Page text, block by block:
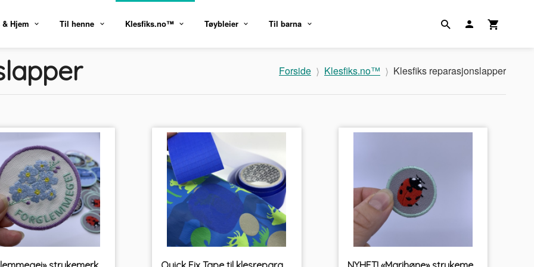
& Hjem Til henne Klesfiks.no™ Tøybleier Til barna
Forside Klesfiks.no™ Klesfiks reparasjonslapper